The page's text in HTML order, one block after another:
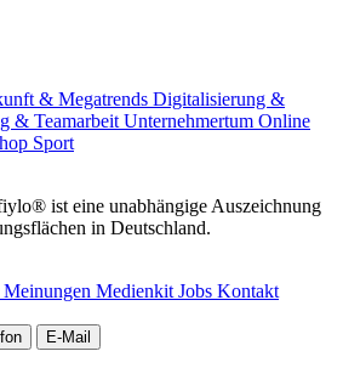
& Megatrends Digitalisierung &
& Teamarbeit Unternehmertum Online
Sport
ist eine unabhängige Auszeichnung
in Deutschland.
Meinungen Medienkit Jobs Kontakt
E-Mail